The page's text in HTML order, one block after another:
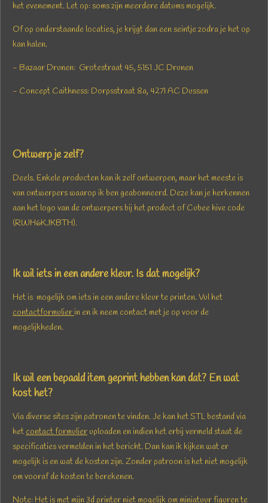
het evenement. Let op: soms zijn meerdere datums mogelijk.
Of op onderstaande locaties, je krijgt dan een seintje zodra je het op
kan halen.
- Bazaar Drunen: Grotestraat 45, 5151 JC Drunen
- Concept Caithness: Dorpsstraat 8a, 4271 AC Dussen
Ontwerp je zelf?
Deels. Enkele producten kan ik zelf ontwerpen, maar het meeste is
van ontwerpers waarop ik ben geabonneerd. Deze kan je herkennen
aan het logo van de ontwerpers bij het product of Cubee hive code
(RWH6KJKBTH).
Ik wil iets in een andere kleur. Is dat mogelijk?
Het is mogelijk om iets in een andere kleur te printen. Vul het
contactformulierin en ik neem contact met je op voor de
mogelijkheden.
Ik wil een bepaald item geprint hebben kan dat? En wat
kost het?
Via diverse sites zijn patronen te vinden. Je kan het STL bestand via
hetcontact formulier uploaden en indien het erbij vermeld staat de
specificaties vermelden in het bericht. Dan kan ik kijken wat er
mogelijk is en wat de kosten zijn. Zonder patroon is het niet mogelijk
om vooraf de kosten te berekenen.
Note: Het is met mijn 3d printer niet mogelijk om miniatuur figuren te